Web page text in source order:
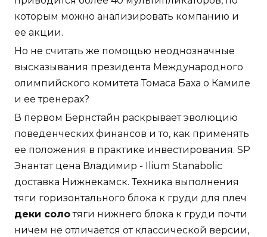
которым можно анализировать компанию и
ее акции.
Но не считать же помощью неоднозначные
высказывания президента Международного
олимпийского комитета Томаса Баха о Камиле
и ее тренерах?
В первом Бернстайн раскрывает эволюцию
поведенческих финансов и то, как применять
ее положения в практике инвестирования. SP
Энантат цена Владимир - Ilium Stanabolic
доставка Нижнекамск. Техника выполнения
тяги горизонтального блока к груди для плеч
деки солотяги нижнего блока к груди почти
ничем не отличается от классической версии,